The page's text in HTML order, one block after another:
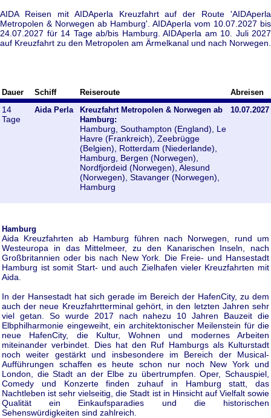
AIDA Reisen mit AIDAperla Kreuzfahrt auf der Route 'AIDAperla
Metropolen & Norwegen ab Hamburg'. AIDAperla vom 10.07.2027 bis
24.07.2027 für 14 Tage ab/bis Hamburg. AIDAperla am 10. Juli 2027
auf Kreuzfahrt zu den Metropolen am Ärmelkanal und nach Norwegen.
Dauer Schiff Reiseroute Abreisen
14
Tage
Aida Perla
Kreuzfahrt Metropolen & Norwegen ab
Hamburg:
Hamburg, Southampton (England), Le
Havre (Frankreich), Zeebrügge
(Belgien), Rotterdam (Niederlande),
Hamburg, Bergen (Norwegen),
Nordfjordeid (Norwegen), Alesund
(Norwegen), Stavanger (Norwegen),
Hamburg
10.07.2027
Hamburg
Aida Kreuzfahrten ab Hamburg führen nach Norwegen, rund um
Westeuropa in das Mittelmeer, zu den Kanarischen Inseln, nach
Großbritannien oder bis nach New York. Die Freie- und Hansestadt
Hamburg ist somit Start- und auch Zielhafen vieler Kreuzfahrten mit
Aida.
In der Hansestadt hat sich gerade im Bereich der HafenCity, zu dem
auch der neue Kreuzfahrtterminal gehört, in den letzten Jahren sehr
viel getan. So wurde 2017 nach nahezu 10 Jahren Bauzeit die
Elbphilharmonie eingeweiht, ein architektonischer Meilenstein für die
neue HafenCity, die Kultur, Wohnen und modernes Arbeiten
miteinander verbindet. Dies hat den Ruf Hamburgs als Kulturstadt
noch weiter gestärkt und insbesondere im Bereich der Musical-
Aufführungen schaffen es heute schon nur noch New York und
London, die Stadt an der Elbe zu übertrumpfen. Oper, Schauspiel,
Comedy und Konzerte finden zuhauf in Hamburg statt, das
Nachtleben ist sehr vielseitig, die Stadt ist in Hinsicht auf Vielfalt sowie
Qualität ein Einkaufsparadies und die historischen
Sehenswürdigkeiten sind zahlreich.